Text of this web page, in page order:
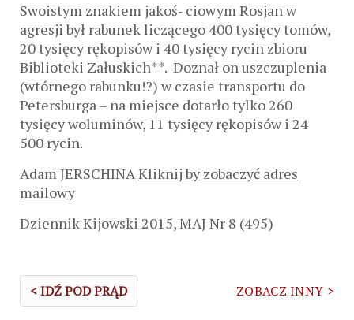
Swoistym znakiem jakoś- ciowym Rosjan w
agresji był rabunek liczącego 400 tysięcy tomów,
20 tysięcy rękopisów i 40 tysięcy rycin zbioru
Biblioteki Załuskich**. Doznał on uszczuplenia
(wtórnego rabunku!?) w czasie transportu do
Petersburga – na miejsce dotarło tylko 260
tysięcy woluminów, 11 tysięcy rękopisów i 24
500 rycin.
Adam JERSCHINAKliknij by zobaczyć adres
mailowy
Dziennik Kijowski 2015, MAJ Nr 8 (495)
< IDŹ POD PRĄD ZOBACZ INNY >